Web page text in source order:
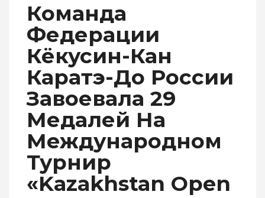
Команда
Федерации
Кёкусин-Кан
Каратэ-До России
Завоевала 29
Медалей На
Международном
Турнир
«Kazakhstan Оpen